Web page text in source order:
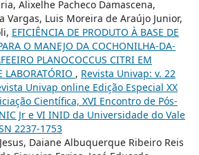
Alixelhe Pacheco Damascena,
Vargas, Luis Moreira de Araújo Junior,
EFICIÊNCIA DE PRODUTO À BASE DE
O MANEJO DA COCHONILHA-DA-
PLANOCOCCUS CITRI EM
LABORATÓRIO , Revista Univap: v. 22
Univap online Edição Especial XX
Científica, XVI Encontro de Pós-
Jr e VI INID da Universidade do Vale
2237-1753
Daiane Albuquerque Ribeiro Reis